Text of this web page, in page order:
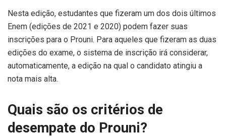
Nesta edição, estudantes que fizeram um dos dois últimos
Enem (edições de 2021 e 2020) podem fazer suas
inscrições para o Prouni. Para aqueles que fizeram as duas
edições do exame, o sistema de inscrição irá considerar,
automaticamente, a edição na qual o candidato atingiu a
nota mais alta.
Quais são os critérios de
desempate do Prouni?